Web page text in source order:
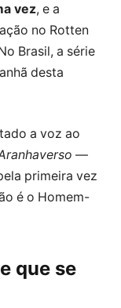
vez, e a
no Rotten
Brasil, a série
desta
a voz ao
—
primeira vez
é o Homem-
que se